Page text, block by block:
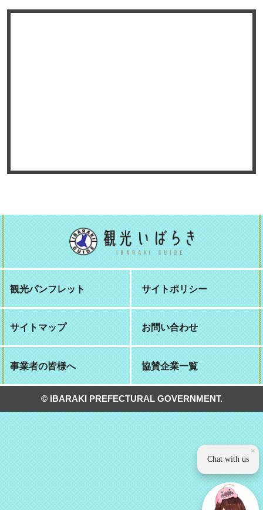
観光パンフレット サイトポリシー
サイトマップ お問い合わせ
事業者の皆様へ 協賛企業一覧
© IBARAKI PREFECTURAL GOVERNMENT.
×
Chat with us